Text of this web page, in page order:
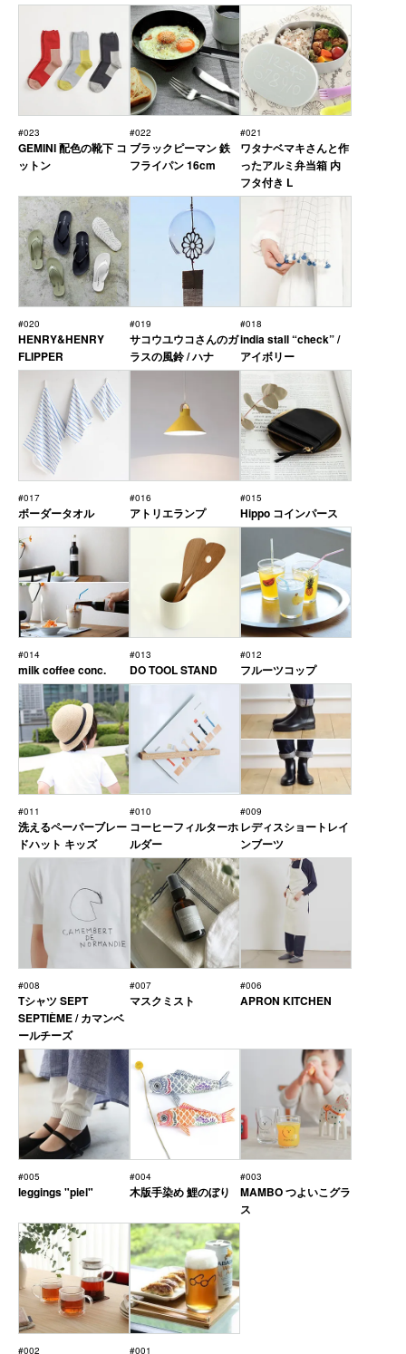
#023
GEMINI 配色の靴下 コ
ットン
#022
ブラックピーマン 鉄
フライパン 16cm
#021
ワタナベマキさんと作
ったアルミ弁当箱 内
フタ付き L
#020
HENRY&HENRY
FLIPPER
#019
サコウユウコさんのガ
ラスの風鈴 / ハナ
#018
india stall “check” /
アイボリー
#017
ボーダータオル
#016
アトリエランプ
#015
Hippo コインパース
#014
milk coffee conc.
#013
DO TOOL STAND
#012
フルーツコップ
#011
洗えるペーパーブレー
ドハット キッズ
#010
コーヒーフィルターホ
ルダー
#009
レディスショートレイ
ンブーツ
#008
Tシャツ SEPT
SEPTIÈME / カマンベ
ールチーズ
#007
マスクミスト
#006
APRON KITCHEN
#005
leggings "piel"
#004
木版手染め 鯉のぼり
#003
MAMBO つよいこグラ
ス
#002 #001